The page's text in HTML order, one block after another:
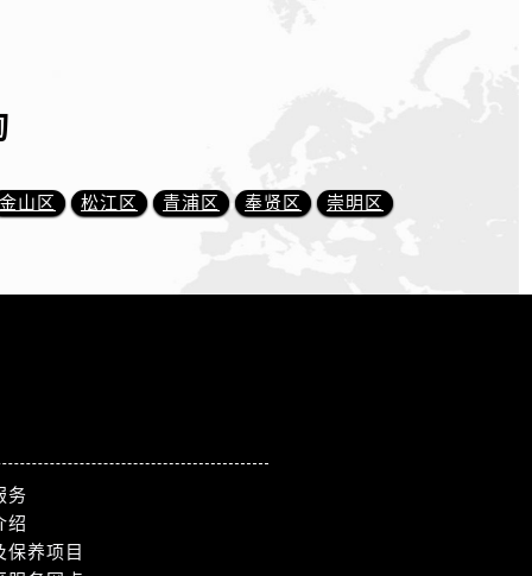
金山区 松江区 青浦区 奉贤区 崇明区
务
绍
保养项目